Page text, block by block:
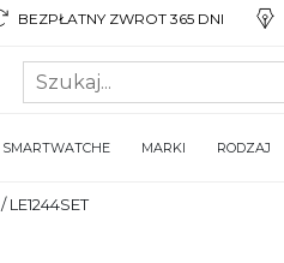
BEZPŁATNY ZWROT 365 DNI
SMARTWATCHE MARKI RODZAJ
/LE1244SET